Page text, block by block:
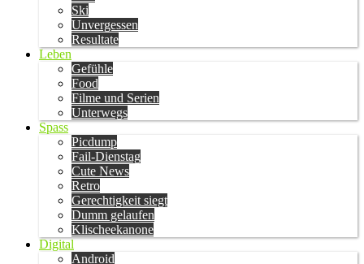
Ski
Unvergessen
Resultate
Leben
Gefühle
Food
Filme und Serien
Unterwegs
Spass
Picdump
Fail-Dienstag
Cute News
Retro
Gerechtigkeit siegt
Dumm gelaufen
Klischeekanone
Digital
Android